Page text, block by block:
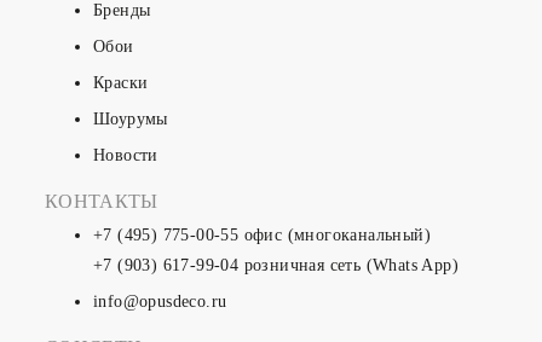
Бренды
Обои
Краски
Шоурумы
Новости
КОНТАКТЫ
+7 (495) 775-00-55 офис (многоканальный)
+7 (903) 617-99-04 розничная сеть (Whats App)
info@opusdeco.ru